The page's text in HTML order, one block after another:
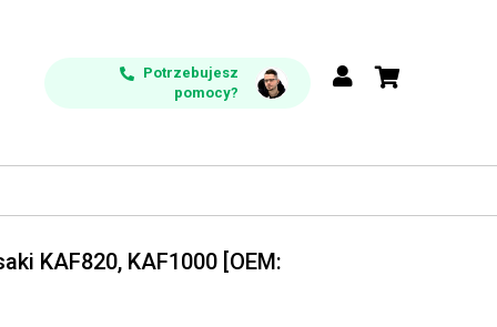
Potrzebujesz
pomocy?
KAF820, KAF1000 [OEM: